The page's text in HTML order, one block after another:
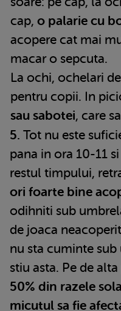
cap, o palarie cu
acopere cat mai
macar o sepcuta.
La ochi, ochelari
pentru copii. In
sau sabotei, care
5. Tot nu este
pana in ora 10-11
restul timpului,
ori foarte bine
odihniti sub
de joaca
nu sta cuminte
stiu asta. Pe de
50% din razele
micutul sa fie